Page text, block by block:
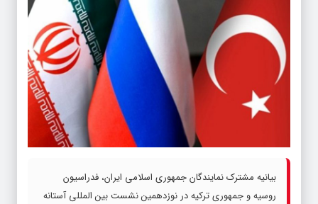
بیانیه مشترک نمایندگان جمهوری اسلامی ایران، فدراسیون
روسیه و جمهوری ترکیه در نوزدهمین نشست بین المللی آستانه